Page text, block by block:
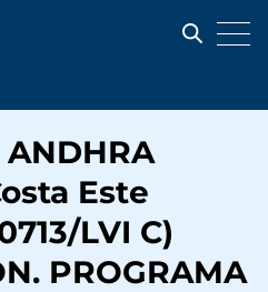
Este
LVI C)
PROGRAMA